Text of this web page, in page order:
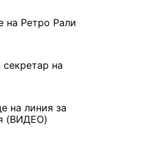
на Ретро Рали
на
на линия за
(ВИДЕО)